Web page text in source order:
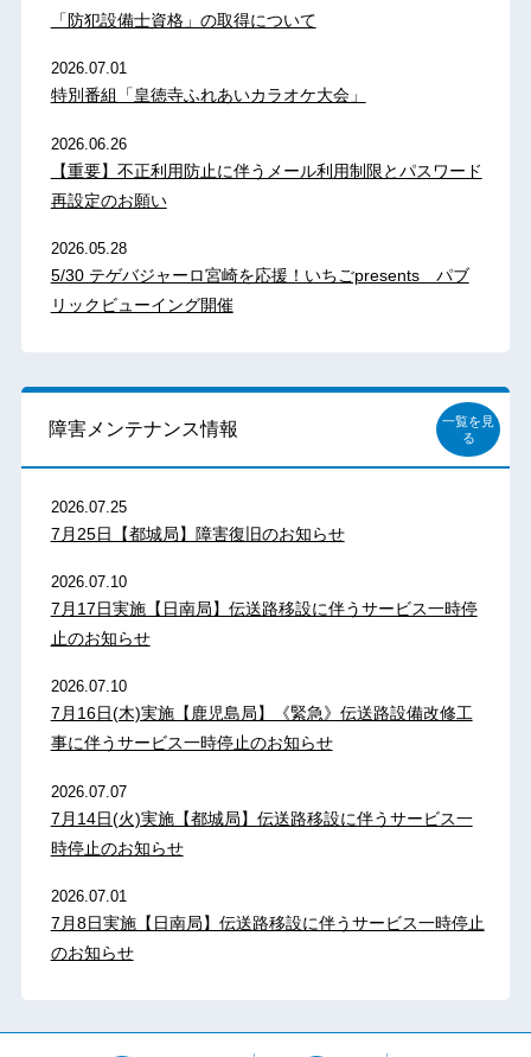
「防犯設備士資格」の取得について
2026.07.01
特別番組「皇徳寺ふれあいカラオケ大会」
2026.06.26
【重要】不正利用防止に伴うメール利用制限とパスワード
再設定のお願い
2026.05.28
5/30 テゲバジャーロ宮崎を応援！いちごpresents パブ
リックビューイング開催
障害メンテナンス情報
一覧を見
る
2026.07.25
7月25日【都城局】障害復旧のお知らせ
2026.07.10
7月17日実施【日南局】伝送路移設に伴うサービス一時停
止のお知らせ
2026.07.10
7月16日(木)実施【鹿児島局】《緊急》伝送路設備改修工
事に伴うサービス一時停止のお知らせ
2026.07.07
7月14日(火)実施【都城局】伝送路移設に伴うサービス一
時停止のお知らせ
2026.07.01
7月8日実施【日南局】伝送路移設に伴うサービス一時停止
のお知らせ